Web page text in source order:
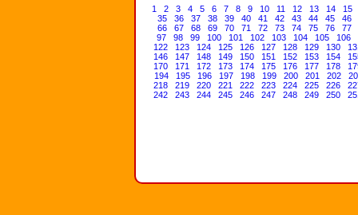
1 2 3 4 5 6 7 8 9 10 11 12 13 14
15
35
36 37 38 39 40 41 42 43 44 45
46
66
67 68 69 70 71 72 73 74 75 76
77
97
98 99 100 101 102 103 104 105
106
122
123 124 125 126 127 128 129 130
146
147 148 149 150 151 152 153 154
170
171 172 173 174 175 176 177 178
194
195 196 197 198 199 200 201 202
218
219 220 221 222 223 224 225 226
242
243 244 245 246 247 248 249 250